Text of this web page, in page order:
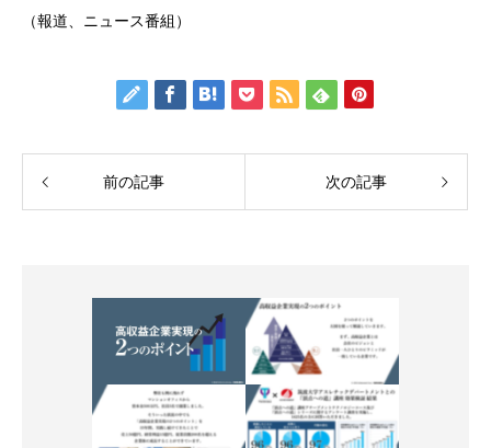
（報道、ニュース番組）
前の記事 次の記事